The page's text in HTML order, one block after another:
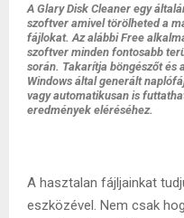
A Glary Disk Cleaner egy
szoftver amivel törölheted a
fájlokat. Az alábbi Free
szoftver minden fontosabb
során. Takarítja böngészőt és
Windows által generált
vagy automatikusan is
eredmények eléréséhez.
A hasztalan fájljainkat
eszközével. Nem csak